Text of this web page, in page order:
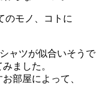
のモノ、コトに
ャツが似合いそうで
ました。
部屋によって、